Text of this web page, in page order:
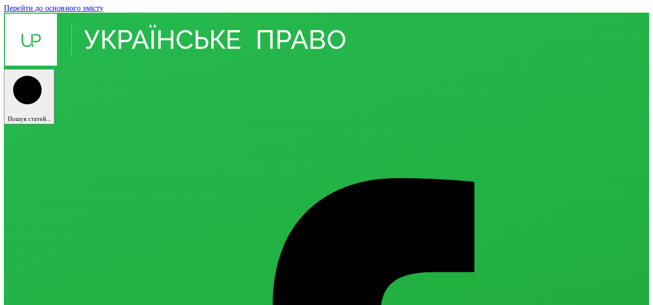
Перейти до основного змісту
Пошук статей...